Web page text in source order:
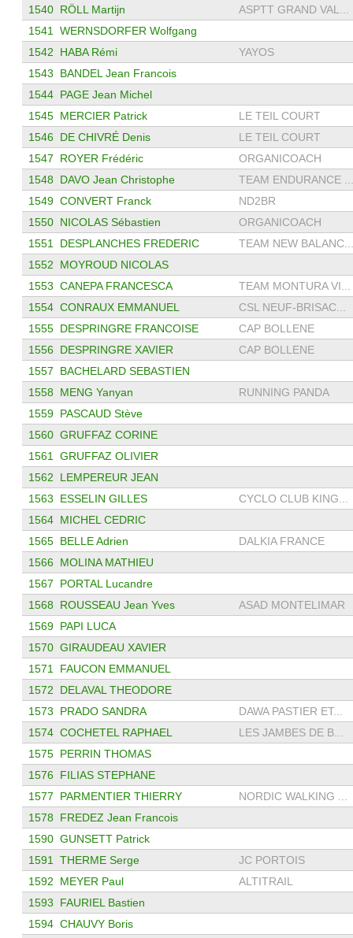
1540 RÖLL Martijn
ASPTT GRAND VAL...
1541
WERNSDORFER Wolfgang
1542
HABA Rémi
YAYOS
1543
BANDEL Jean Francois
1544 PAGE Jean Michel
1545 MERCIER Patrick
LE TEIL COURT
1546
DE CHIVRÉ Denis
LE TEIL COURT
1547
ROYER Frédéric
ORGANICOACH
1548
DAVO Jean Christophe
TEAM ENDURANCE ...
1549 CONVERT Franck
ND2BR
1550 NICOLAS Sébastien
ORGANICOACH
1551
DESPLANCHES FREDERIC
TEAM NEW BALANC...
1552
MOYROUD NICOLAS
1553 CANEPA FRANCESCA
TEAM MONTURA VI...
1554 CONRAUX EMMANUEL
CSL NEUF-BRISAC...
1555 DESPRINGRE FRANCOISE
CAP BOLLENE
1556
DESPRINGRE XAVIER
CAP BOLLENE
1557
BACHELARD SEBASTIEN
1558
MENG Yanyan
RUNNING PANDA
1559 PASCAUD Stève
1560 GRUFFAZ CORINE
1561
GRUFFAZ OLIVIER
1562
LEMPEREUR JEAN
1563
ESSELIN GILLES
CYCLO CLUB KING...
1564 MICHEL CEDRIC
1565 BELLE Adrien
DALKIA FRANCE
1566
MOLINA MATHIEU
1567
PORTAL Lucandre
1568
ROUSSEAU Jean Yves
ASAD MONTELIMAR
1569 PAPI LUCA
1570 GIRAUDEAU XAVIER
1571
FAUCON EMMANUEL
1572
DELAVAL THEODORE
1573
PRADO SANDRA
DAWA PASTIER ET...
1574 COCHETEL RAPHAEL
LES JAMBES DE B...
1575 PERRIN THOMAS
1576
FILIAS STEPHANE
1577
PARMENTIER THIERRY
NORDIC WALKING ...
1578
FREDEZ Jean Francois
1590 GUNSETT Patrick
1591
THERME Serge
JC PORTOIS
1592
MEYER Paul
ALTITRAIL
1593
FAURIEL Bastien
1594 CHAUVY Boris